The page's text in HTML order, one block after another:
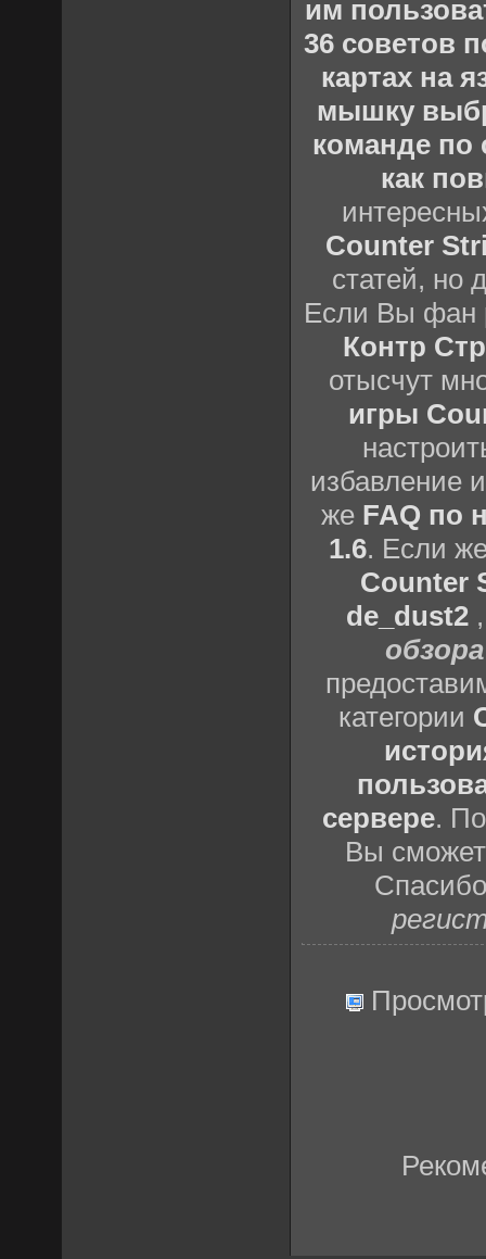
им
36 советов
картах на
мышку
команде по
как
Counter
статей, но
Если Вы фан
Контр
отысчут
игры
избавление
же FAQ по
1.6. Если
Counter
de_dust2
категории
сервере.
Вы